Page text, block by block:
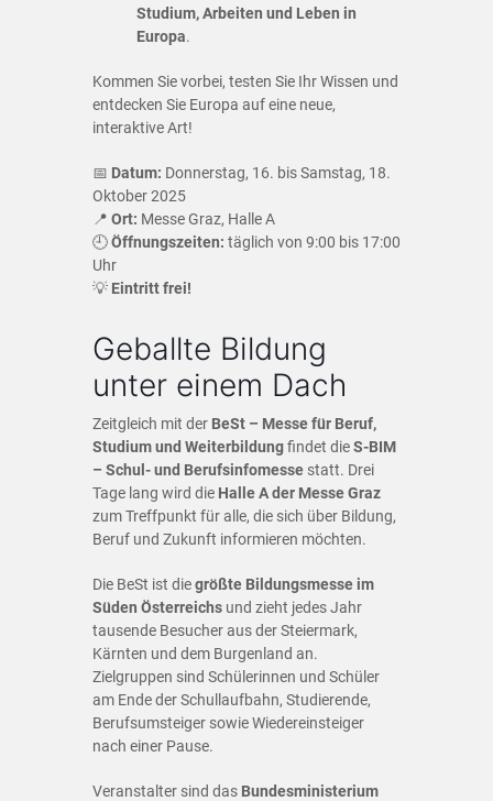
Studium, Arbeiten und Leben in
Europa.
Kommen Sie vorbei, testen Sie Ihr Wissen und
entdecken Sie Europa auf eine neue,
interaktive Art!
📅 Datum: Donnerstag, 16. bis Samstag, 18.
Oktober 2025
📍 Ort: Messe Graz, Halle A
🕘Öffnungszeiten: täglich von 9:00 bis 17:00
Uhr
💡 Eintritt frei!
Geballte Bildung
unter einem Dach
Zeitgleich mit der BeSt – Messe für Beruf,
Studium und Weiterbildungfindet dieS-BIM
– Schul- und Berufsinfomesse statt. Drei
Tage lang wird die Halle A der Messe Graz
zum Treffpunkt für alle, die sich über Bildung,
Beruf und Zukunft informieren möchten.
Die BeSt ist diegrößte Bildungsmesse im
Süden Österreichs und zieht jedes Jahr
tausende Besucher aus der Steiermark,
Kärnten und dem Burgenland an.
Zielgruppen sind Schülerinnen und Schüler
am Ende der Schullaufbahn, Studierende,
Berufsumsteiger sowie Wiedereinsteiger
nach einer Pause.
Veranstalter sind das Bundesministerium